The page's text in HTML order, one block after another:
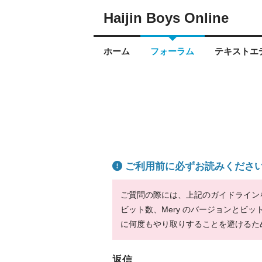
Haijin Boys Online
ホーム フォーラム テキストエ
ご利用前に必ずお読みくださ
ご質問の際には、上記のガイドライ
ビット数、Mery のバージョンとビッ
に何度もやり取りすることを避ける